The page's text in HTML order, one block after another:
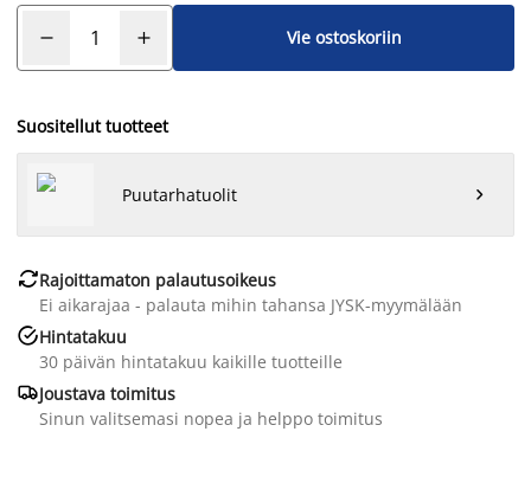
Vie ostoskoriin
Suositellut tuotteet
Puutarhatuolit 
Rajoittamaton palautusoikeus
Ei aikarajaa - palauta mihin tahansa JYSK-myymälään
Hintatakuu
30 päivän hintatakuu kaikille tuotteille
Joustava toimitus
Sinun valitsemasi nopea ja helppo toimitus